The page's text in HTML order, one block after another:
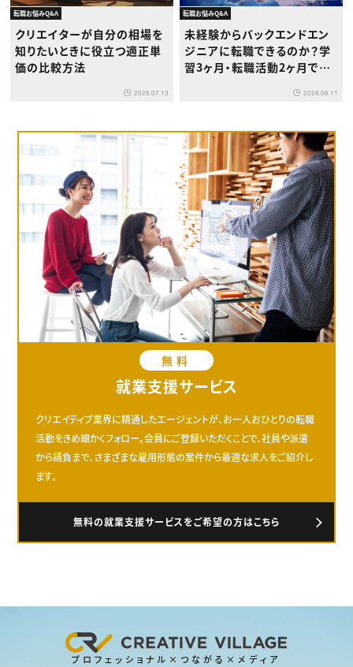
転職お悩みQ&A
クリエイターが自分の相場を
知りたいときに役立つ適正単
価の比較方法
2026.07.13
転職お悩みQ&A
未経験からバックエンドエン
ジニアに転職できるのか？学
習3ヶ月・転職活動2ヶ月で内
2026.06.11
無料
就業支援サービス
クリエイティブ業界に精通したエージェントが、お一人おひとりの転職
活動をきめ細かくフォロー。会員にご登録いただくことで、社員や派遣
から請負まで、さまざまな雇用形態の案件から最適な求人をご紹介し
ます。
無料の就業支援サービスをご希望の方はこちら
プロフェッショナル×つながる×メディア